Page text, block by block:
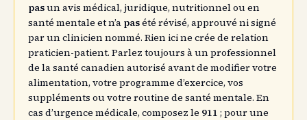
pasun avis médical, juridique, nutritionnel ou en
santé mentale et n’a pasété révisé, approuvé ni signé
par un clinicien nommé. Rien ici ne crée de relation
praticien-patient. Parlez toujours à un professionnel
de la santé canadien autorisé avant de modifier votre
alimentation, votre programme d’exercice, vos
suppléments ou votre routine de santé mentale. En
cas d’urgence médicale, composez le 911 ; pour une